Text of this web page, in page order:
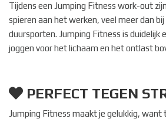
Tijdens een Jumping Fitness work-out
spieren aan het werken, veel meer dan
duursporten. Jumping Fitness is duidelijk
joggen voor het lichaam en het ontlast
PERFECT TEGEN
Jumping Fitness maakt je gelukkig, want